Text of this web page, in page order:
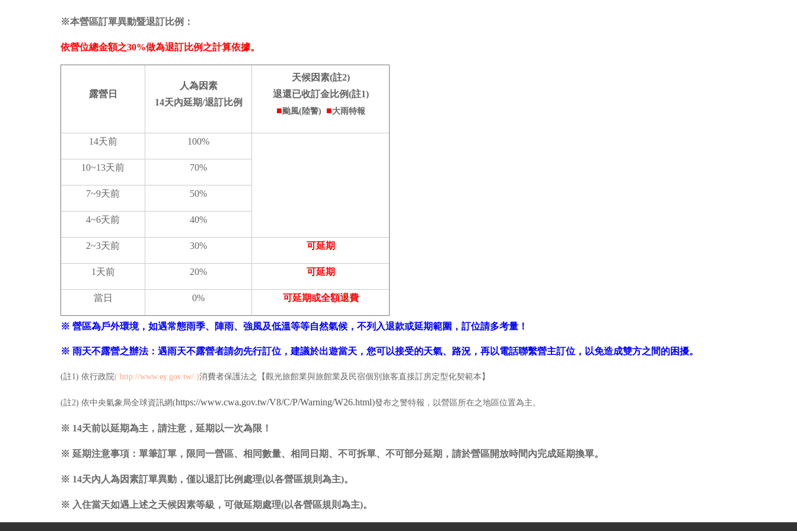
※本營區訂單異動暨退訂比例：
依營位總金額之30%做為退訂比例之計算依據。
露營日
人為因素
14天內延期/退訂比例
天候因素(註2)
退還已收訂金比例(註1)
■ 颱風(陸警) ■大雨特報
14天前 100%
10~13天前 70%
7~9天前 50%
4~6天前 40%
2~3天前 30% 可延期
1天前 20% 可延期
當日 0% 可延期或全額退費
※ 營區為戶外環境，如遇常態雨季、陣雨、強風及低溫等等自然氣候，不列入退款或延期範圍，訂位請多考量！
※ 雨天不露營之辦法：遇雨天不露營者請勿先行訂位，建議於出遊當天，您可以接受的天氣、路況，再以電話聯繫營主訂位，以免造成雙方之間的困擾。
(註1) 依行政院( http://www.ey.gov.tw/ )消費者保護法之【觀光旅館業與旅館業及民宿個別旅客直接訂房定型化契範本】
(註2) 依中央氣象局全球資訊網(https://www.cwa.gov.tw/V8/C/P/Warning/W26.html)發布之警特報，以營區所在之地區位置為主。
※ 14天前以延期為主，請注意， 延期以一次為限！
※ 延期注意事項：單筆訂單，限同一營區、相同數量、相同日期、不可拆單、不可部分延期，請於營區開放時間內完成延期換單。
※ 14天內人為因素訂單異動，僅以退訂比例處理(以各營區規則為主)。
※ 入住當天如遇上述之天候因素等級，可做延期處理(以各營區規則為主)。